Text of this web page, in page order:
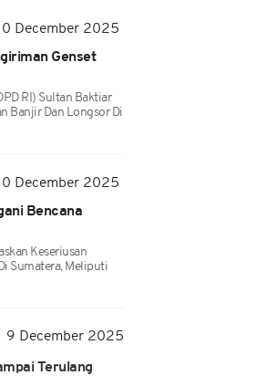
December 2025
Genset
RI) Sultan Baktiar
Banjir Dan Longsor Di
December 2025
Bencana
Keseriusan
Sumatera, Meliputi
9 December 2025
Terulang